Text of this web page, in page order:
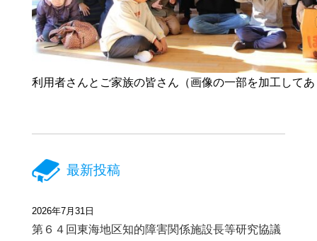
利用者さんとご家族の皆さん（画像の一部を加工して
最新投稿
2026年7月31日
第６４回東海地区知的障害関係施設長等研究協議